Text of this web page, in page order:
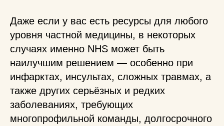
Даже если у вас есть ресурсы для любого
уровня частной медицины, в некоторых
случаях именно NHS может быть
наилучшим решением — особенно при
инфарктах, инсультах, сложных травмах, а
также других серьёзных и редких
заболеваниях, требующих
многопрофильной команды, долгосрочного